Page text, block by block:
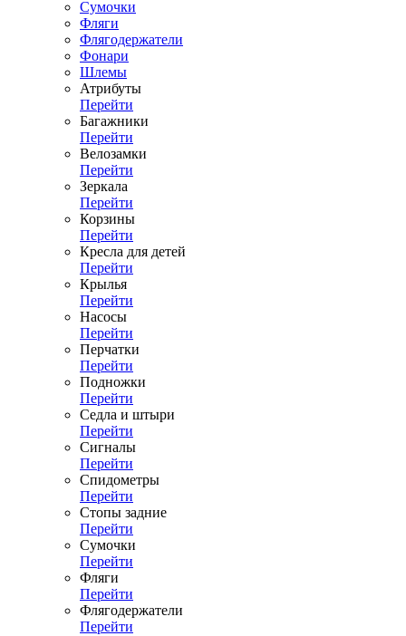
Сумочки
Фляги
Флягодержатели
Фонари
Шлемы
Атрибуты
Перейти
Багажники
Перейти
Велозамки
Перейти
Зеркала
Перейти
Корзины
Перейти
Кресла для детей
Перейти
Крылья
Перейти
Насосы
Перейти
Перчатки
Перейти
Подножки
Перейти
Седла и штыри
Перейти
Сигналы
Перейти
Спидометры
Перейти
Стопы задние
Перейти
Сумочки
Перейти
Фляги
Перейти
Флягодержатели
Перейти